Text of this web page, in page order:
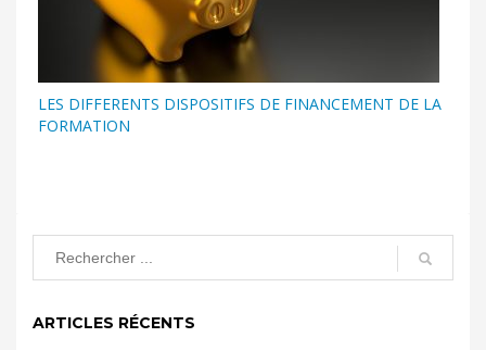
LES DIFFERENTS DISPOSITIFS DE FINANCEMENT DE LA
FORMATION
ARTICLES RÉCENTS